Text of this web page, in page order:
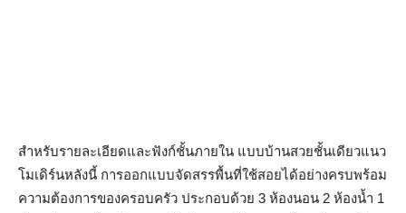
สำหรับรายละเอียดและฟังก์ชั้นภายใน แบบบ้านสวยชั้นเดียวแนว
โมเดิร์นหลังนี้ การออกแบบจัดสรรพื้นที่ใช้สอยได้อย่างครบพร้อม
ความต้องการของครอบครัว ประกอบด้วย 3 ห้องนอน 2 ห้องน้ำ 1